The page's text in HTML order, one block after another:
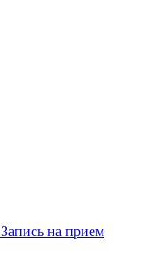
Запись на прием